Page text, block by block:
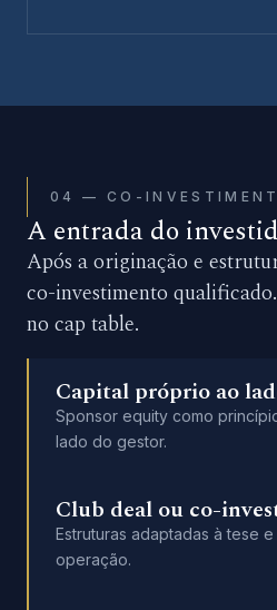
04 — CO-
A entrada do
Após a originação e
co-investimento
no cap table.
Capital próprio ao
Sponsor equity como
lado do gestor.
Club deal ou co-
Estruturas adaptadas à tese
operação.